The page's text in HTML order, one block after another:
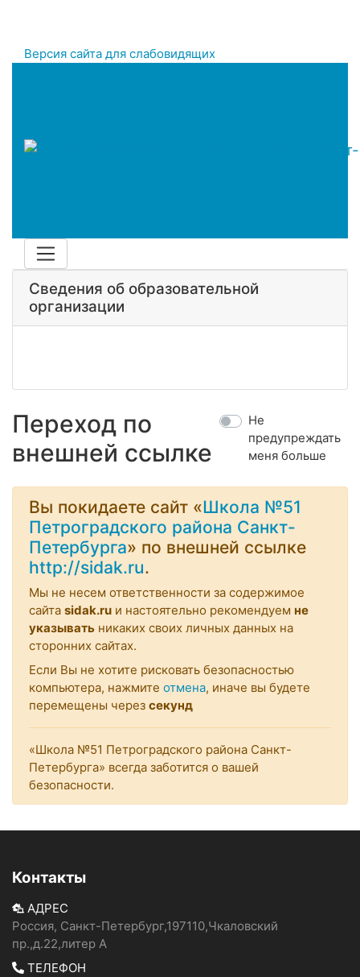
Версия сайта для слабовидящих
Сведения об образовательной
организации
Переход по
внешней ссылке
Не
предупреждать
меня больше
Вы покидаете сайт «Школа №51
Петроградского района Санкт-
Петербурга» по внешней ссылке
http://sidak.ru.
Мы не несем ответственности за содержимое
сайта sidak.ru и настоятельно рекомендуем не
указывать никаких своих личных данных на
сторонних сайтах.
Если Вы не хотите рисковать безопасностью
компьютера, нажмите отмена, иначе вы будете
перемещены через секунд
«Школа №51 Петроградского района Санкт-
Петербурга» всегда заботится о вашей
безопасности.
Контакты
АДРЕС
Россия, Санкт-Петербург,197110,Чкаловский
пр.,д.22,литер А
ТЕЛЕФОН